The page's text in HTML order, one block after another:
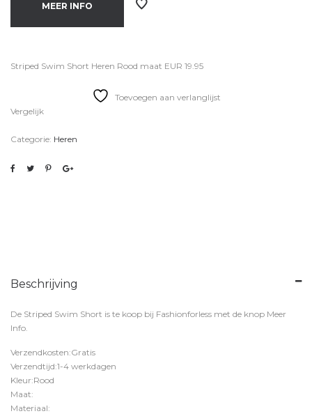
MEER INFO
Striped Swim Short Heren Rood maat EUR 19.95
Toevoegen aan verlanglijst
Vergelijk
Categorie: Heren
Beschrijving
De Striped Swim Short is te koop bij Fashionforless met de knop Meer
Info.
Verzendkosten:Gratis
Verzendtijd:1-4 werkdagen
Kleur:Rood
Maat:
Materiaal: